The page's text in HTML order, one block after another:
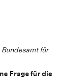
für
Frage für die